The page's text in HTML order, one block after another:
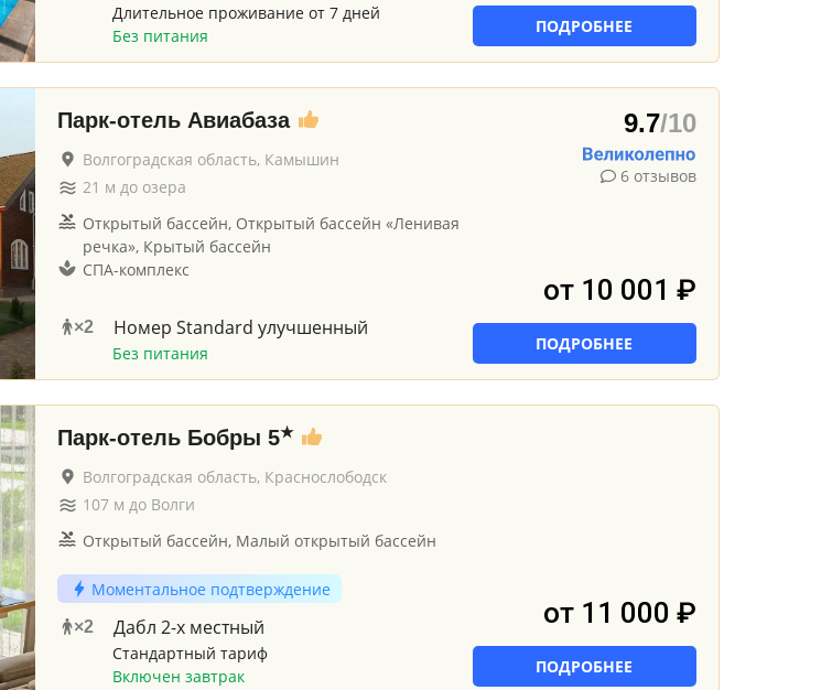
Длительное проживание от 7 дней
Без питания
ПОДРОБНЕЕ
Парк-отель Авиабаза
Волгоградская область, Камышин
21 м до озера
Открытый бассейн, Открытый бассейн «Ленивая
речка», Крытый бассейн
СПА-комплекс
×2 Номер Standard улучшенный
Без питания
9.7/10
6 отзывов
от 10 001 ₽
ПОДРОБНЕЕ
Парк-отель Бобры 5★
Волгоградская область, Краснослободск
107м до Волги
Открытый бассейн, Малый открытый бассейн
Моментальное подтверждение
×2 Дабл 2-х местный
Стандартный тариф
Включен завтрак
от 11 000 ₽
ПОДРОБНЕЕ